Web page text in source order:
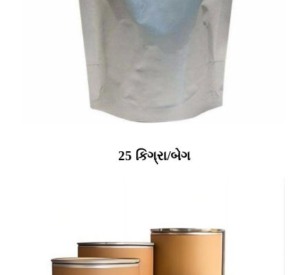
25 કિગ્રા/બેગ